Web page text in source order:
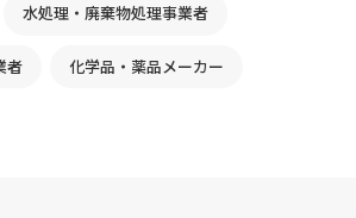
水処理・廃棄物処理事業者
者 化学品・薬品メーカー